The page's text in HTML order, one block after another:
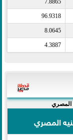
7.8865
96.9318
8.0645
4.3887
المصري
المصري